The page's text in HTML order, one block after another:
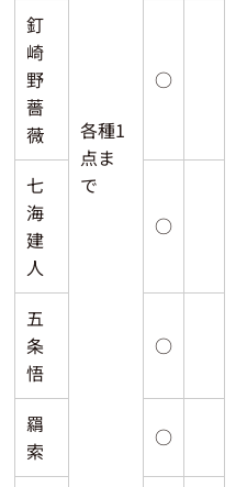
各種1
点ま
で
釘
崎
野
薔
薇
○
七
海
建
人
○
五
条
悟
○
羂
索
○